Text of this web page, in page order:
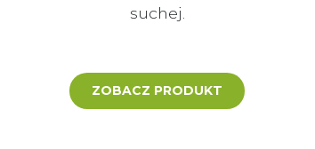
suchej.
ZOBACZ PRODUKT